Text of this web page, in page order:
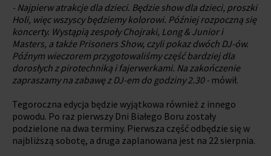
- Najpierw atrakcje dla dzieci. Będzie show dla dzieci, proszki
Holi, więc wszyscy będziemy kolorowi. Później rozpoczną się
koncerty. Wystąpią zespoły Chojraki, Long & Junior i
Masters, a także Prisoners Show, czyli pokaz dwóch DJ-ów.
Późnym wieczorem przygotowaliśmy część bardziej dla
dorosłych z pirotechniką i fajerwerkami. Na zakończenie
zapraszamy na zabawę z DJ-em do godziny 2.30 - mówił.
Tegoroczna edycja będzie wyjątkowa również z innego
powodu. Po raz pierwszy Dni Białego Boru zostały
podzielone na dwa terminy. Pierwsza część odbędzie się w
najbliższą sobotę, a druga zaplanowana jest na 22 sierpnia.